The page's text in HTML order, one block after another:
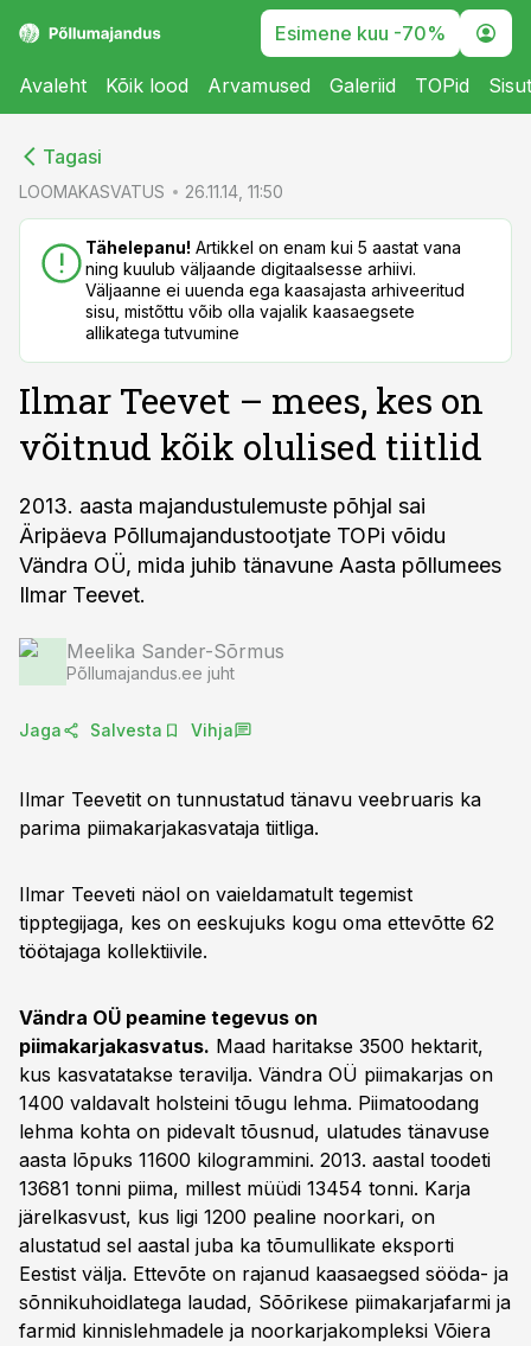
Esimene kuu -70%
Avaleht Kõik lood Arvamused Galeriid TOPid
Tagasi
LOOMAKASVATUS 26.11.14, 11:50
Tähelepanu! Artikkel on enam kui 5 aastat vana
ning kuulub väljaande digitaalsesse arhiivi.
Väljaanne ei uuenda ega kaasajasta arhiveeritud
sisu, mistõttu võib olla vajalik kaasaegsete
allikatega tutvumine
Ilmar Teevet – mees, kes on
võitnud kõik olulised tiitlid
2013. aasta majandustulemuste põhjal sai
Äripäeva Põllumajandustootjate TOPi võidu
Vändra OÜ, mida juhib tänavune Aasta põllumees
Ilmar Teevet.
Meelika Sander-Sõrmus
Põllumajandus.ee juht
Jaga Salvesta Vihja
Ilmar Teevetit on tunnustatud tänavu veebruaris ka
parima piimakarjakasvataja tiitliga.
Ilmar Teeveti näol on vaieldamatult tegemist
tipptegijaga, kes on eeskujuks kogu oma ettevõtte 62
töötajaga kollektiivile.
Vändra OÜ peamine tegevus on
piimakarjakasvatus. Maad haritakse 3500 hektarit,
kus kasvatatakse teravilja. Vändra OÜ piimakarjas on
1400 valdavalt holsteini tõugu lehma. Piimatoodang
lehma kohta on pidevalt tõusnud, ulatudes tänavuse
aasta lõpuks 11600 kilogrammini. 2013. aastal toodeti
13681 tonni piima, millest müüdi 13454 tonni. Karja
järelkasvust, kus ligi 1200 pealine noorkari, on
alustatud sel aastal juba ka tõumullikate eksporti
Eestist välja. Ettevõte on rajanud kaasaegsed sööda- ja
sõnnikuhoidlatega laudad, Sõõrikese piimakarjafarmi ja
farmid kinnislehmadele ja noorkarjakompleksi Võiera